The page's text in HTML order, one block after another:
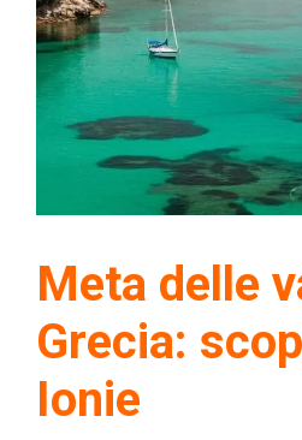
Meta delle
Grecia:
Ionie